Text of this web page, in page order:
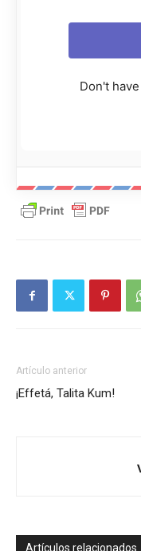
Don't
Artículo anterior
¡Effetá, Talita Kum!
Artículos relacionados